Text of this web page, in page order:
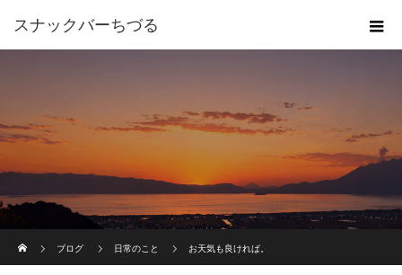
スナックバーちづる
ブログ
日常のこと お天気も良ければ。